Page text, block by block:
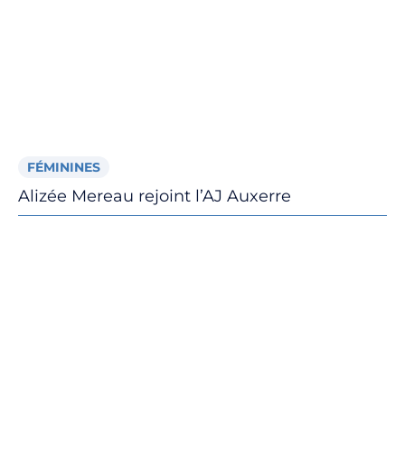
FÉMININES
Alizée Mereau rejoint l’AJ Auxerre